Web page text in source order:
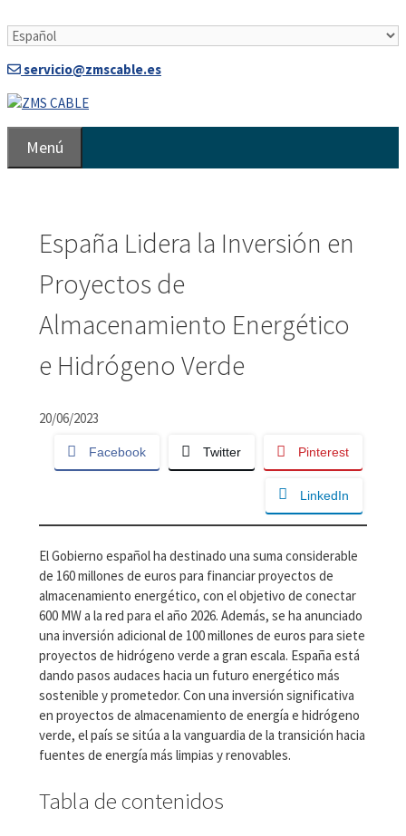
al
servicio@zmscable.es
Menú
España Lidera la Inversión en
Proyectos de
Almacenamiento Energético
e Hidrógeno Verde
20/06/2023
Facebook Twitter Pinterest
LinkedIn
El Gobierno español ha destinado una suma considerable
de 160 millones de euros para financiar proyectos de
almacenamiento energético, con el objetivo de conectar
600 MW a la red para el año 2026. Además, se ha anunciado
una inversión adicional de 100 millones de euros para siete
proyectos de hidrógeno verde a gran escala. España está
dando pasos audaces hacia un futuro energético más
sostenible y prometedor. Con una inversión significativa
en proyectos de almacenamiento de energía e hidrógeno
verde, el país se sitúa a la vanguardia de la transición hacia
fuentes de energía más limpias y renovables.
Tabla de contenidos